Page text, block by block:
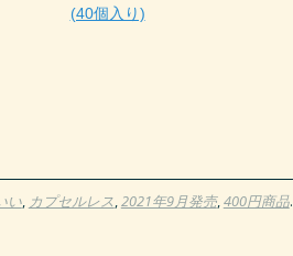
(40個入り)
い, カプセルレス,2021年9月発売,400円商品.